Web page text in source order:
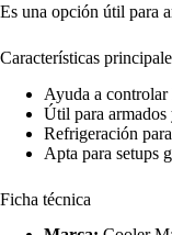
Es una opción útil para
Características
Ayuda a controlar
Útil para armados
Refrigeración
Apta para setups
Ficha técnica